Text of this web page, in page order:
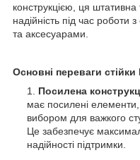
конструкцією, ця штативна
надійність під час
та аксесуарами.
Основні переваги
Посилена
має посилені
вибором для важкого
Це забезпечує
надійності підтримки.